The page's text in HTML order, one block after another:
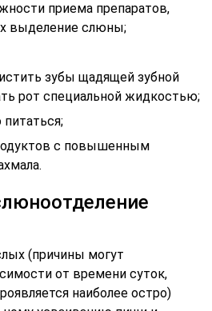
приема препаратов,
выделение слюны;
зубы щадящей зубной
рот специальной жидкостью;
питаться;
с повышенным
(причины могут
от времени суток,
наиболее остро)